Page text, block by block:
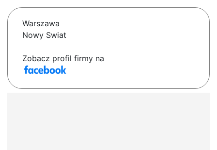
Warszawa
Nowy Swiat
Zobacz profil firmy na